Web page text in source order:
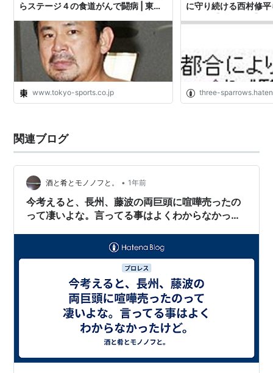
らステージ４の食道がんで闘病 | 東ス
www.tokyo-sports.co.jp
に守り続ける西村修
three-
関連ブログ
酒と肴とモノノフと。 • 1年前
今考えると、長州、藤波の両巨頭に喧嘩売ったの
って凄いよな。言ってる事はよくわからなかった